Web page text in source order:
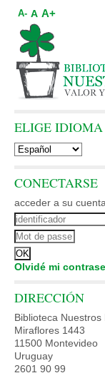
A- A A+
ELIGE IDIOMA
CONECTARSE
acceder a su
Olvidé mi
DIRECCIÓN
Biblioteca Nuestros
Miraflores 1443
11500 Montevideo
Uruguay
2601 90 99